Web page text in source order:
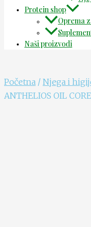
Protein shop
Oprema
Naši proizvodi
Početna / Njega i
ANTHELIOS OIL